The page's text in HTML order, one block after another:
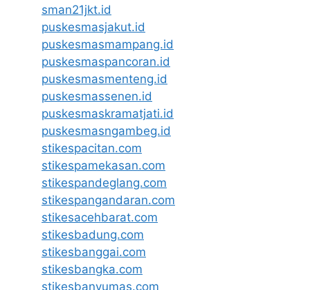
sman21jkt.id
puskesmasjakut.id
puskesmasmampang.id
puskesmaspancoran.id
puskesmasmenteng.id
puskesmassenen.id
puskesmaskramatjati.id
puskesmasngambeg.id
stikespacitan.com
stikespamekasan.com
stikespandeglang.com
stikespangandaran.com
stikesacehbarat.com
stikesbadung.com
stikesbanggai.com
stikesbangka.com
stikesbanyumas.com